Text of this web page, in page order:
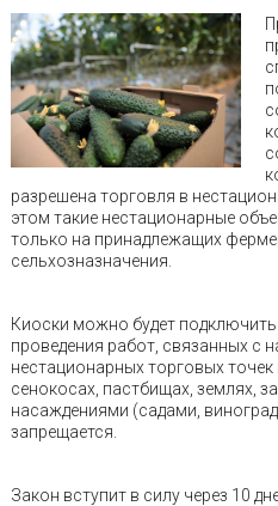
разрешена торговля в
этом такие нестационарные
только на принадлежащих
сельхозназначения.
Киоски можно будет
проведения работ, связанных с
нестационарных торговых
сенокосах, пастбищах, землях,
насаждениями (садами,
запрещается.
Закон вступит в силу через 10